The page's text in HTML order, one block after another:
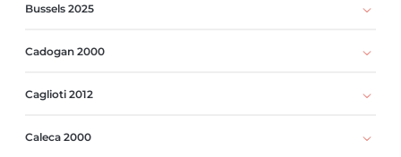
Bussels 2025
Cadogan 2000
Caglioti 2012
Caleca 2000